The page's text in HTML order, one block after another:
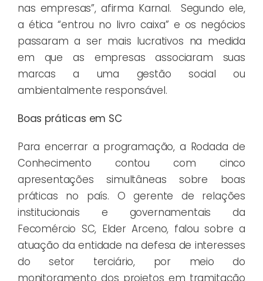
nas empresas”, afirma Karnal. Segundo ele,
a ética “entrou no livro caixa” e os negócios
passaram a ser mais lucrativos na medida
em que as empresas associaram suas
marcas a uma gestão social ou
ambientalmente responsável.
Boas práticas em SC
Para encerrar a programação, a Rodada de
Conhecimento contou com cinco
apresentações simultâneas sobre boas
práticas no país. O gerente de relações
institucionais e governamentais da
Fecomércio SC, Elder Arceno, falou sobre a
atuação da entidade na defesa de interesses
do setor terciário, por meio do
monitoramento dos projetos em tramitação